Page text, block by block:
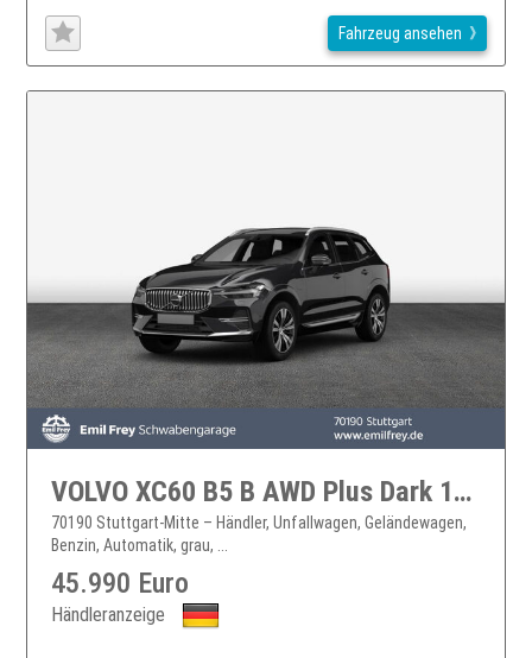
Fahrzeug ansehen
VOLVO XC60 B5 B AWD Plus Dark 184 kW, 5-türig XC60
70190 Stuttgart-Mitte – Händler, Unfallwagen, Geländewagen,
Benzin, Automatik, grau, ...
45.990 Euro
Händleranzeige